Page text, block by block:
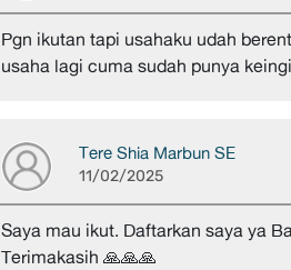
Pgn ikutan tapi usahaku udah
usaha lagi cuma sudah punya
Tere Shia Marbun SE
11/02/2025
Saya mau ikut. Daftarkan saya ya
Terimakasih 🙏🙏🙏